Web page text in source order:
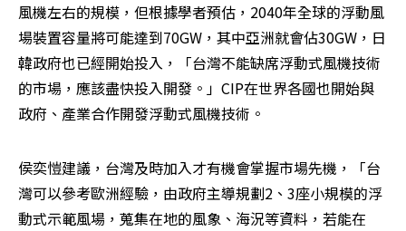
風機左右的規模，但根據學者預估，2040年全球的浮動風
場裝置容量將可能達到70GW，其中亞洲就會佔30GW，日
韓政府也已經開始投入，「台灣不能缺席浮動式風機技術
的市場，應該盡快投入開發。」CIP在世界各國也開始與
政府、產業合作開發浮動式風機技術。
侯奕愷建議，台灣及時加入才有機會掌握市場先機，「台
灣可以參考歐洲經驗，由政府主導規劃2、3座小規模的浮
動式示範風場，蒐集在地的風象、海況等資料，若能在